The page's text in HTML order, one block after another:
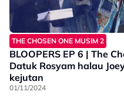
THE CHOSEN ONE MUSIM 2
BLOOPERS EP 6 | The
Datuk Rosyam halau
kejutan
01/11/2024